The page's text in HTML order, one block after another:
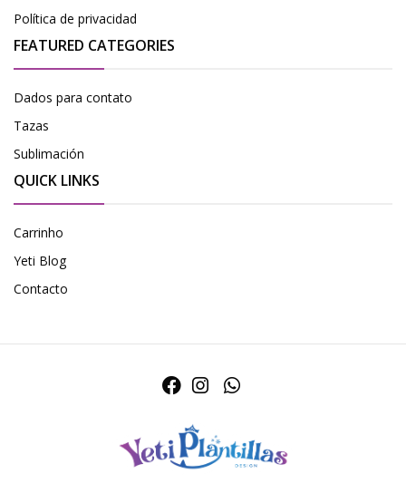
Política de privacidad
FEATURED CATEGORIES
Dados para contato
Tazas
Sublimación
QUICK LINKS
Carrinho
Yeti Blog
Contacto